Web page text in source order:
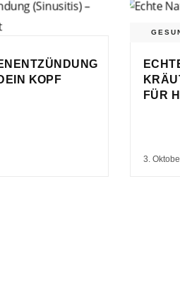
KOPF
FÜR
3.